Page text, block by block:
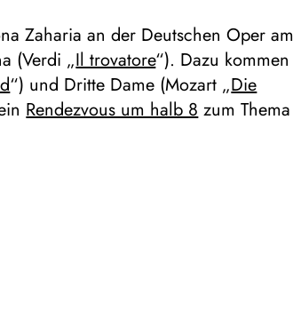
Zaharia an der Deutschen Oper am
(Verdi „Il trovatore“). Dazu kommen
“) und Dritte Dame (Mozart „Die
Rendezvous um halb 8zum Thema